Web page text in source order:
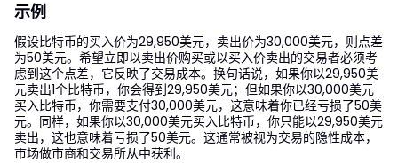
示例
假设比特币的买入价为29,950美元，卖出价为30,000美元，则点差
为50美元。希望立即以卖出价购买或以买入价卖出的交易者必须考
虑到这个点差，它反映了交易成本。换句话说，如果你以29,950美
元卖出1个比特币，你会得到29,950美元；但如果你以30,000美元
买入比特币，你需要支付30,000美元，这意味着你已经亏损了50美
元。同样，如果你以30,000美元买入比特币，你只能以29,950美元
卖出，这也意味着亏损了50美元。这通常被视为交易的隐性成本，
市场做市商和交易所从中获利。